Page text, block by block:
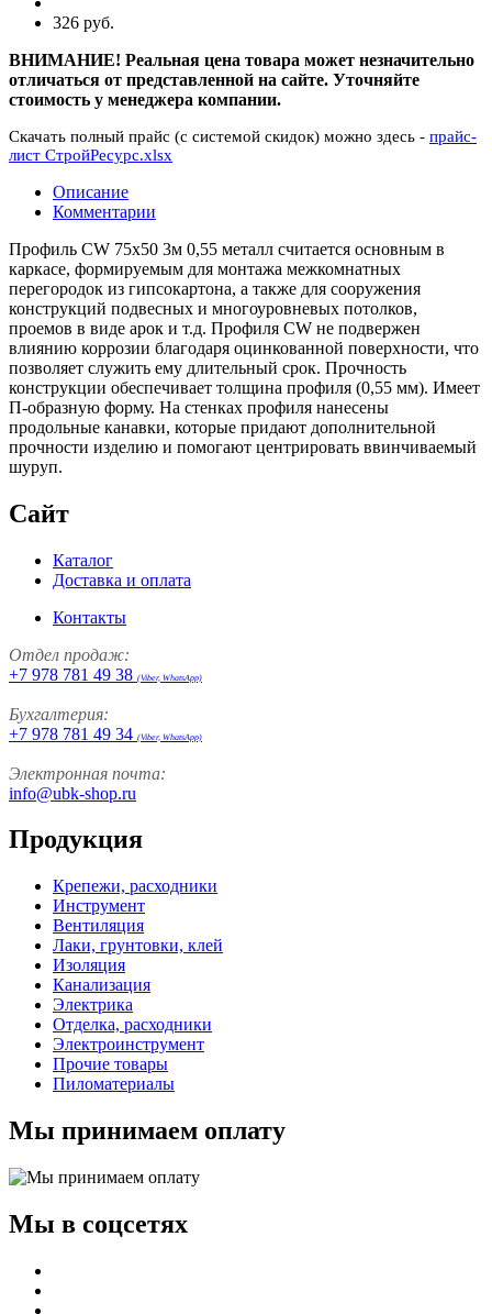
326 руб.
ВНИМАНИЕ! Реальная цена товара может незначительно
отличаться от представленной на сайте. Уточняйте
стоимость у менеджера компании.
Скачать полный прайс (с системой скидок) можно здесь - прайс-
лист СтройРесурс.xlsx
Описание
Комментарии
Профиль CW 75х50 3м 0,55 металл считается основным в
каркасе, формируемым для монтажа межкомнатных
перегородок из гипсокартона, а также для сооружения
конструкций подвесных и многоуровневых потолков,
проемов в виде арок и т.д. Профиля CW не подвержен
влиянию коррозии благодаря оцинкованной поверхности, что
позволяет служить ему длительный срок. Прочность
конструкции обеспечивает толщина профиля (0,55 мм). Имеет
П-образную форму. На стенках профиля нанесены
продольные канавки, которые придают дополнительной
прочности изделию и помогают центрировать ввинчиваемый
шуруп.
Сайт
Каталог
Доставка и оплата
Контакты
Отдел продаж:
+7 978 781 49 38 (Viber, WhatsApp)
Бухгалтерия:
+7 978 781 49 34 (Viber, WhatsApp)
Электронная почта:
info@ubk-shop.ru
Продукция
Крепежи, расходники
Инструмент
Вентиляция
Лаки, грунтовки, клей
Изоляция
Канализация
Электрика
Отделка, расходники
Электроинструмент
Прочие товары
Пиломатериалы
Мы принимаем оплату
Мы в соцсетях